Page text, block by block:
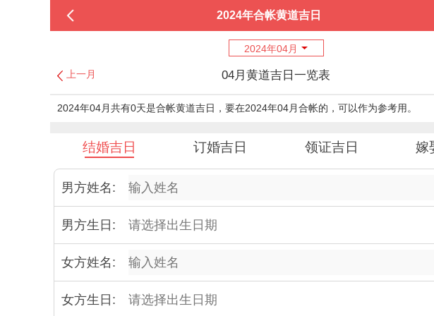
2024年合帐黄道吉日
2024年04月
上一月 04月黄道吉日一览表
2024年04月共有0天是合帐黄道吉日，要在2024年04月合帐的，可以作为参考用。
结婚吉日 订婚吉日 领证吉日 嫁
男方姓名:
男方生日:
女方姓名:
女方生日: